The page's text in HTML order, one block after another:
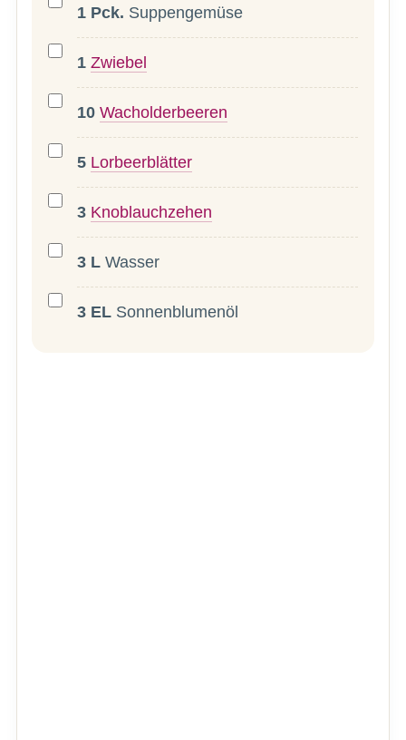
1 Pck. Suppengemüse
1 Zwiebel
10 Wacholderbeeren
5 Lorbeerblätter
3 Knoblauchzehen
3 L Wasser
3 EL Sonnenblumenöl